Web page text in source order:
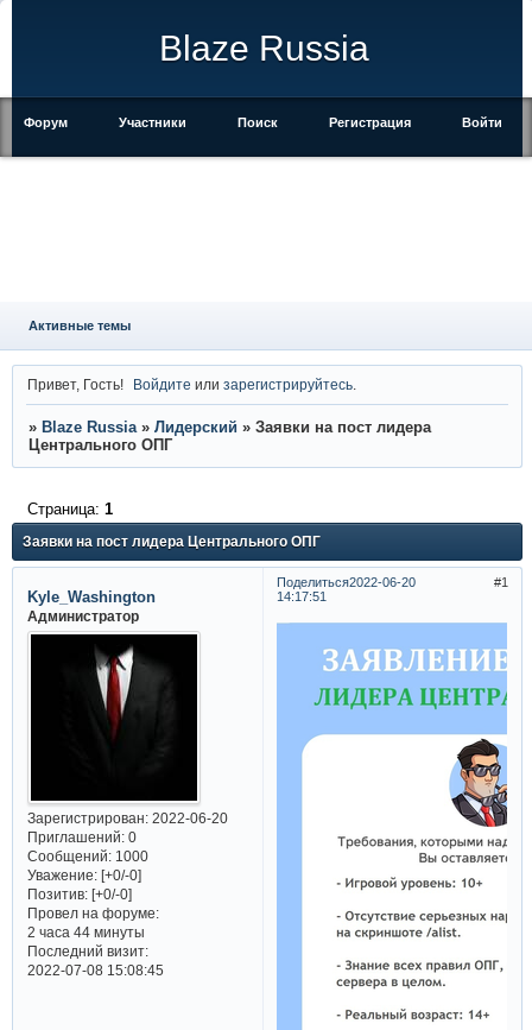
Blaze Russia
Форум Участники Поиск Регистрация Войти
Активные темы
Привет, Гость! Войдите илизарегистрируйтесь
» Blaze Russia » Лидерский » Заявки на пост лидера
Центрального ОПГ
Заявки на пост лидера Центрального ОПГ
Страница: 1
Поделиться 1
2022-06-20
14:17:51
Kyle_Washington
Администратор
Зарегистрирован: 2022-06-20
Приглашений:0
Сообщений:1000
Уважение: [+0/-0]
Позитив: [+0/-0]
Провел на форуме:
2 часа 44 минуты
Последний визит:
2022-07-08 15:08:45